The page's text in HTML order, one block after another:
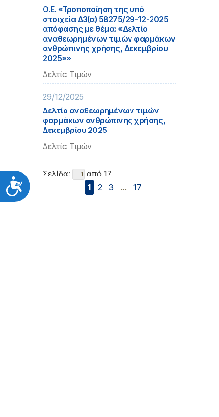
Προσιτότητα
Ο.Ε. «Τροποποίηση της υπό
στοιχεία Δ3(α) 58275/29-12-2025
απόφασης με θέμα: «Δελτίο
αναθεωρημένων τιμών φαρμάκων
ανθρώπινης χρήσης, Δεκεμβρίου
2025»»
Δελτία Τιμών
29/12/2025
Δελτίο αναθεωρημένων τιμών
φαρμάκων ανθρώπινης χρήσης,
Δεκεμβρίου 2025
Δελτία Τιμών
Σελίδα:
από 17
1
2 3 ... 17